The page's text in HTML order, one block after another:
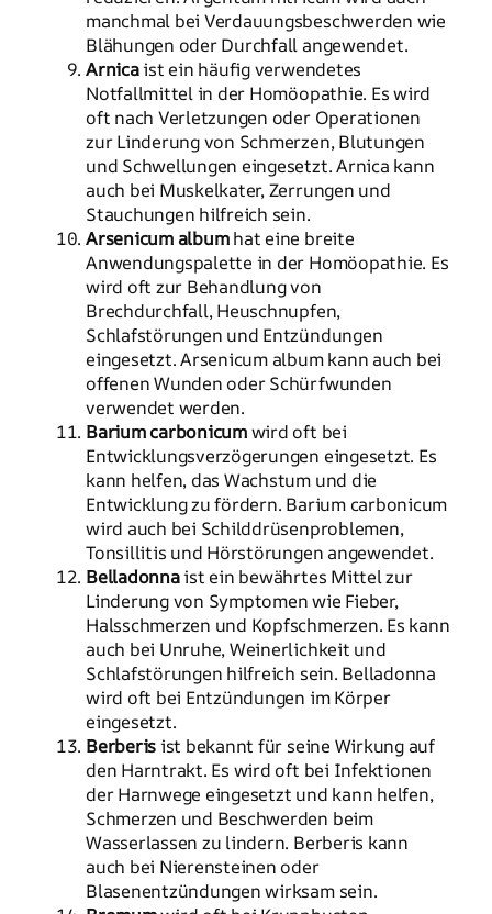
manchmal bei Verdauungsbeschwerden wie
Blähungen oder Durchfall angewendet.
Arnicaist ein häufig verwendetes
Notfallmittel in der Homöopathie. Es wird
oft nach Verletzungen oder Operationen
zur Linderung von Schmerzen, Blutungen
und Schwellungen eingesetzt. Arnica kann
auch bei Muskelkater, Zerrungen und
Stauchungen hilfreich sein.
Arsenicum albumhat eine breite
Anwendungspalette in der Homöopathie. Es
wird oft zur Behandlung von
Brechdurchfall, Heuschnupfen,
Schlafstörungen und Entzündungen
eingesetzt. Arsenicum album kann auch bei
offenen Wunden oder Schürfwunden
verwendet werden.
Barium carbonicumwird oft bei
Entwicklungsverzögerungen eingesetzt. Es
kann helfen, das Wachstum und die
Entwicklung zu fördern. Barium carbonicum
wird auch bei Schilddrüsenproblemen,
Tonsillitis und Hörstörungen angewendet.
Belladonnaist ein bewährtes Mittel zur
Linderung von Symptomen wie Fieber,
Halsschmerzen und Kopfschmerzen. Es kann
auch bei Unruhe, Weinerlichkeit und
Schlafstörungen hilfreich sein. Belladonna
wird oft bei Entzündungen im Körper
eingesetzt.
Berberisist bekannt für seine Wirkung auf
den Harntrakt. Es wird oft bei Infektionen
der Harnwege eingesetzt und kann helfen,
Schmerzen und Beschwerden beim
Wasserlassen zu lindern. Berberis kann
auch bei Nierensteinen oder
Blasenentzündungen wirksam sein.